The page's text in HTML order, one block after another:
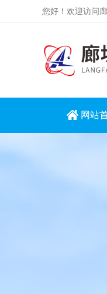
您好！欢迎访问
网站